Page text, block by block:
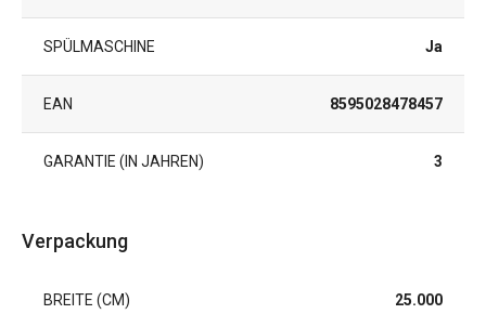
SPÜLMASCHINE Ja
EAN 8595028478457
GARANTIE (IN JAHREN) 3
Verpackung
BREITE (CM) 25.000